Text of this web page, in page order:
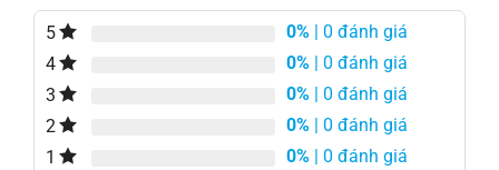
5 0% | 0 đánh giá
4
0% | 0 đánh giá
3
0% | 0 đánh giá
2
0% | 0 đánh giá
1
0% | 0 đánh giá